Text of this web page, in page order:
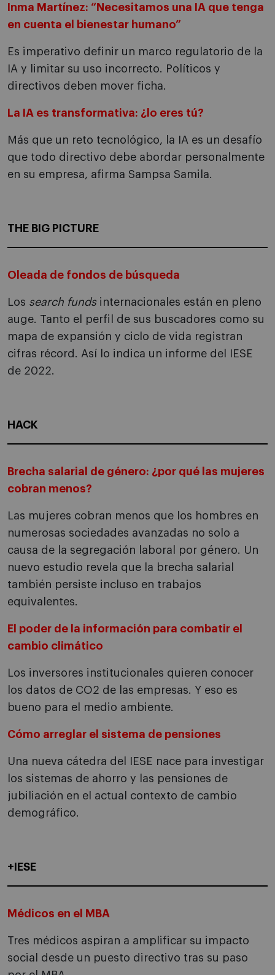
Inma Martínez: “Necesitamos una IA que tenga
en cuenta el bienestar humano”
Es imperativo definir un marco regulatorio de la
IA y limitar su uso incorrecto. Políticos y
directivos deben mover ficha.
La IA es transformativa: ¿lo eres tú?
Más que un reto tecnológico, la IA es un desafío
que todo directivo debe abordar personalmente
en su empresa, afirma Sampsa Samila.
THE BIG PICTURE
Oleada de fondos de búsqueda
Los search fundsinternacionales están en pleno
auge. Tanto el perfil de sus buscadores como su
mapa de expansión y ciclo de vida registran
cifras récord. Así lo indica un informe del IESE
de 2022.
HACK
Brecha salarial de género: ¿por qué las mujeres
cobran menos?
Las mujeres cobran menos que los hombres en
numerosas sociedades avanzadas no solo a
causa de la segregación laboral por género. Un
nuevo estudio revela que la brecha salarial
también persiste incluso en trabajos
equivalentes.
El poder de la información para combatir el
cambio climático
Los inversores institucionales quieren conocer
los datos de CO2 de las empresas. Y eso es
bueno para el medio ambiente.
Cómo arreglar el sistema de pensiones
Una nueva cátedra del IESE nace para investigar
los sistemas de ahorro y las pensiones de
jubiliación en el actual contexto de cambio
demográfico.
+IESE
Médicos en el MBA
Tres médicos aspiran a amplificar su impacto
social desde un puesto directivo tras su paso